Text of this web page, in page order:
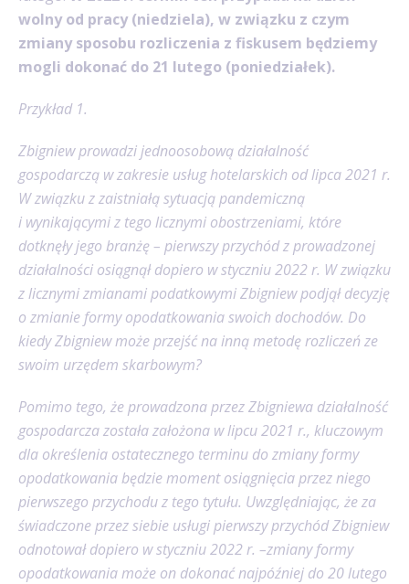
wolny od pracy (niedziela), w związku z czym
zmiany sposobu rozliczenia z fiskusem będziemy
mogli dokonać do 21 lutego (poniedziałek).
Przykład 1.
Zbigniew prowadzi jednoosobową działalność
gospodarczą w zakresie usług hotelarskich od lipca 2021 r.
W związku z zaistniałą sytuacją pandemiczną
i wynikającymi z tego licznymi obostrzeniami, które
dotknęły jego branżę – pierwszy przychód z prowadzonej
działalności osiągnął dopiero w styczniu 2022 r. W związku
z licznymi zmianami podatkowymi Zbigniew podjął decyzję
o zmianie formy opodatkowania swoich dochodów. Do
kiedy Zbigniew może przejść na inną metodę rozliczeń ze
swoim urzędem skarbowym?
Pomimo tego, że prowadzona przez Zbigniewa działalność
gospodarcza została założona w lipcu 2021 r., kluczowym
dla określenia ostatecznego terminu do zmiany formy
opodatkowania będzie moment osiągnięcia przez niego
pierwszego przychodu z tego tytułu. Uwzględniając, że za
świadczone przez siebie usługi pierwszy przychód Zbigniew
odnotował dopiero w styczniu 2022 r. –zmiany formy
opodatkowania może on dokonać najpóźniej do 20 lutego